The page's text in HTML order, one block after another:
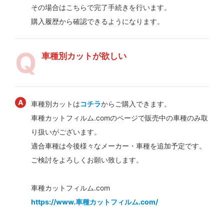
その場合はこちらで完了手続きを行います。
購入履歴から確認できるようになります。
車種別カットが欲しい
車種別カットはコチラからご購入できます。
車種カットフィルム.comのページで販売中の車種のみ取
り扱いがございます。
適合車種は今後様々なメーカー・車種を追加予定です。
ご検討をよろしくお願い致します。
車種カットフィルム.com
https://www.車種カットフィルム.com/